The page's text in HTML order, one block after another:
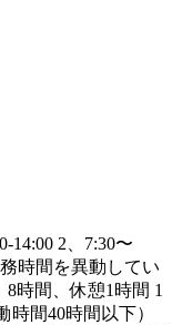
14:00 2、7:30〜
時間を異動してい
時間、休憩1時間 1
間40時間以下）